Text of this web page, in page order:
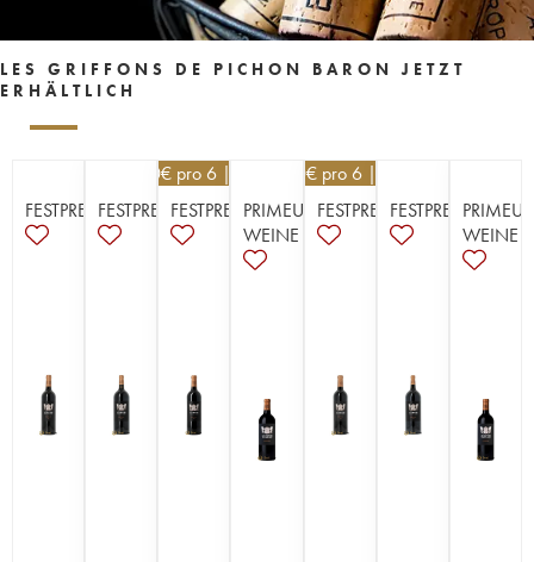
LES GRIFFONS DE PICHON BARON JETZT
ERHÄLTLICH
FESTPREISEFESTPREISE
39,60€ pro 6 | -10%
FESTPREISEPRIMEUR-
WEINE
40,50€ pro 6 | -10%
FESTPREISEFESTPREISE
WEINE